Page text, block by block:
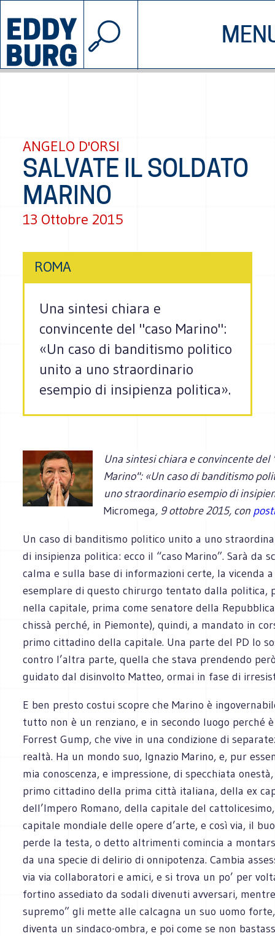
INIZIATIVE CHI SIAMO
© 2026 EDDYBURG
ANGELO D'ORSI
SALVATE IL SOLDATO
MARINO
13 Ottobre 2015
ROMA
Una sintesi chiara e
convincente del "caso Marino":
«Un caso di banditismo politico
unito a uno straordinario
esempio di insipienza politica».
Una sintesi chiara e convincente del
Marino": «Un caso di banditismo
uno straordinario esempio di
Micromega, 9 ottobre 2015, con
Un caso di banditismo politico unito a uno
di insipienza politica: ecco il “caso Marino”. Sarà da
calma e sulla base di informazioni certe, la vicenda
esemplare di questo chirurgo tentato dalla politica,
nella capitale, prima come senatore della
chissà perché, in Piemonte), quindi, a mandato in
primo cittadino della capitale. Una parte del PD lo
contro l’altra parte, quella che stava prendendo
guidato dal disinvolto Matteo, ormai in fase di
E ben presto costui scopre che Marino è
tutto non è un renziano, e in secondo luogo perché
Forrest Gump, che vive in una condizione di
realtà. Ha un mondo suo, Ignazio Marino, e, pur
mia conoscenza, e impressione, di specchiata
primo cittadino della prima città italiana, della ex
dell’Impero Romano, della capitale del
capitale mondiale delle opere d’arte, e così via, il
perde la testa, o detto altrimenti comincia a
da una specie di delirio di onnipotenza. Cambia
via via collaboratori e amici, e si trova un po’ per
fortino assediato da sodali divenuti avversari,
supremo” gli mette alle calcagna un suo uomo
diventa un sindaco-ombra, e poi come se non